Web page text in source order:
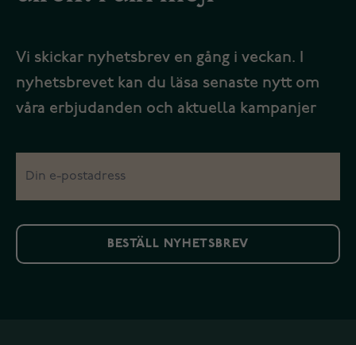
Vi skickar nyhetsbrev en gång i veckan. I
nyhetsbrevet kan du läsa senaste nytt om
våra erbjudanden och aktuella kampanjer
BESTÄLL NYHETSBREV